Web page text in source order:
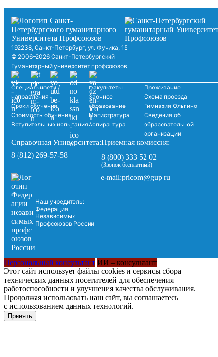
192238, Санкт-Петербург, ул. Фучика, 15
© 2006–2026 Санкт-Петербургский
Гуманитарный университет профсоюзов
Специальности /
направления
Сроки обучения
Стоимость обучения
Вступительные испытания
Факультеты
Заочное
образование
Магистратура
Аспирантура
Проживание
Схема проезда
Гимназия Ольгино
Сведения об
образовательной
организации
Справочная Университета:
8 (812) 269-57-58
Приемная комиссия:
8 (800) 333 52 02
(Звонок бесплатный)
Наш учредитель:
Федерация
Независимых
Профсоюзов России
e-mail:pricom@gup.ru
Персональный консультант ИИ – консультант
Этот сайт использует файлы cookies и сервисы сбора
технических данных посетителей для обеспечения
работоспособности и улучшения качества обслуживания.
Продолжая использовать наш сайт, вы соглашаетесь
с использованием данных технологий.
Принять